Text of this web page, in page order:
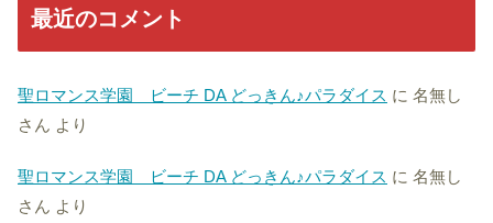
最近のコメント
聖ロマンス学園 ビーチ DA どっきん♪パラダイス に 名無し
さん より
聖ロマンス学園 ビーチ DA どっきん♪パラダイス に 名無し
さん より